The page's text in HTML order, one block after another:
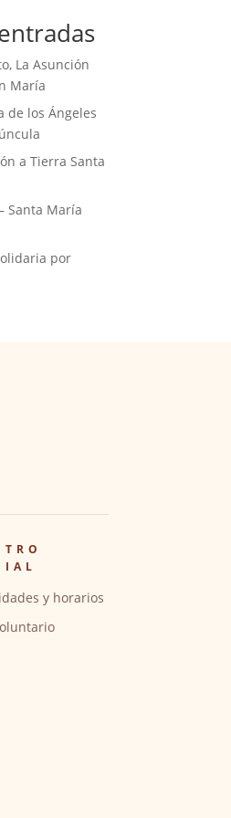
La Asunción
María
de los Ángeles
a Tierra Santa
Santa María
por
y horarios